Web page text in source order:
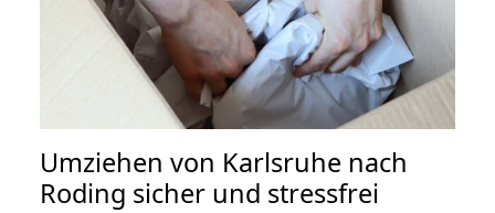
Umziehen von Karlsruhe nach
Roding sicher und stressfrei